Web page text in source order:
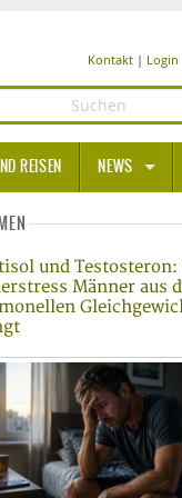
Kontakt| Login
REISEN NEWS
MEDIZIN UND
ERNÄHRUNG
BEAUTY UND
SPORT UND
WELLNESS
und Testosteron:
Männer aus